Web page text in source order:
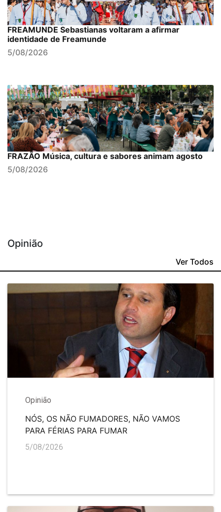
FREAMUNDE Sebastianas voltaram a afirmar
identidade de Freamunde
5/08/2026
FRAZÃO Música, cultura e sabores animam agosto
5/08/2026
Opinião
Ver Todos
Opinião
NÓS, OS NÃO FUMADORES, NÃO VAMOS
PARA FÉRIAS PARA FUMAR
5/08/2026